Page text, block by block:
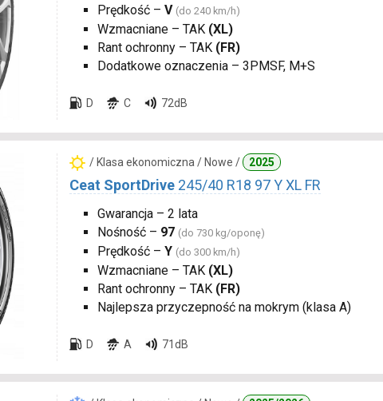
Prędkość – V (do 240 km/h)
Wzmacniane – TAK (XL)
Rant ochronny – TAK (FR)
Dodatkowe oznaczenia – 3PMSF, M+S
D C 72dB
/ Klasa ekonomiczna / Nowe / 2025
Ceat SportDrive 245/40 R18 97 Y XL FR
Gwarancja – 2 lata
Nośność – 97 (do 730 kg/oponę)
Prędkość – Y (do 300 km/h)
Wzmacniane – TAK (XL)
Rant ochronny – TAK (FR)
Najlepsza przyczepność na mokrym (klasa A)
D A 71dB